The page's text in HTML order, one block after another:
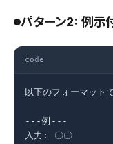
パターン2: 例示
code
以下のフォーマット
---例---
入力: 〇〇